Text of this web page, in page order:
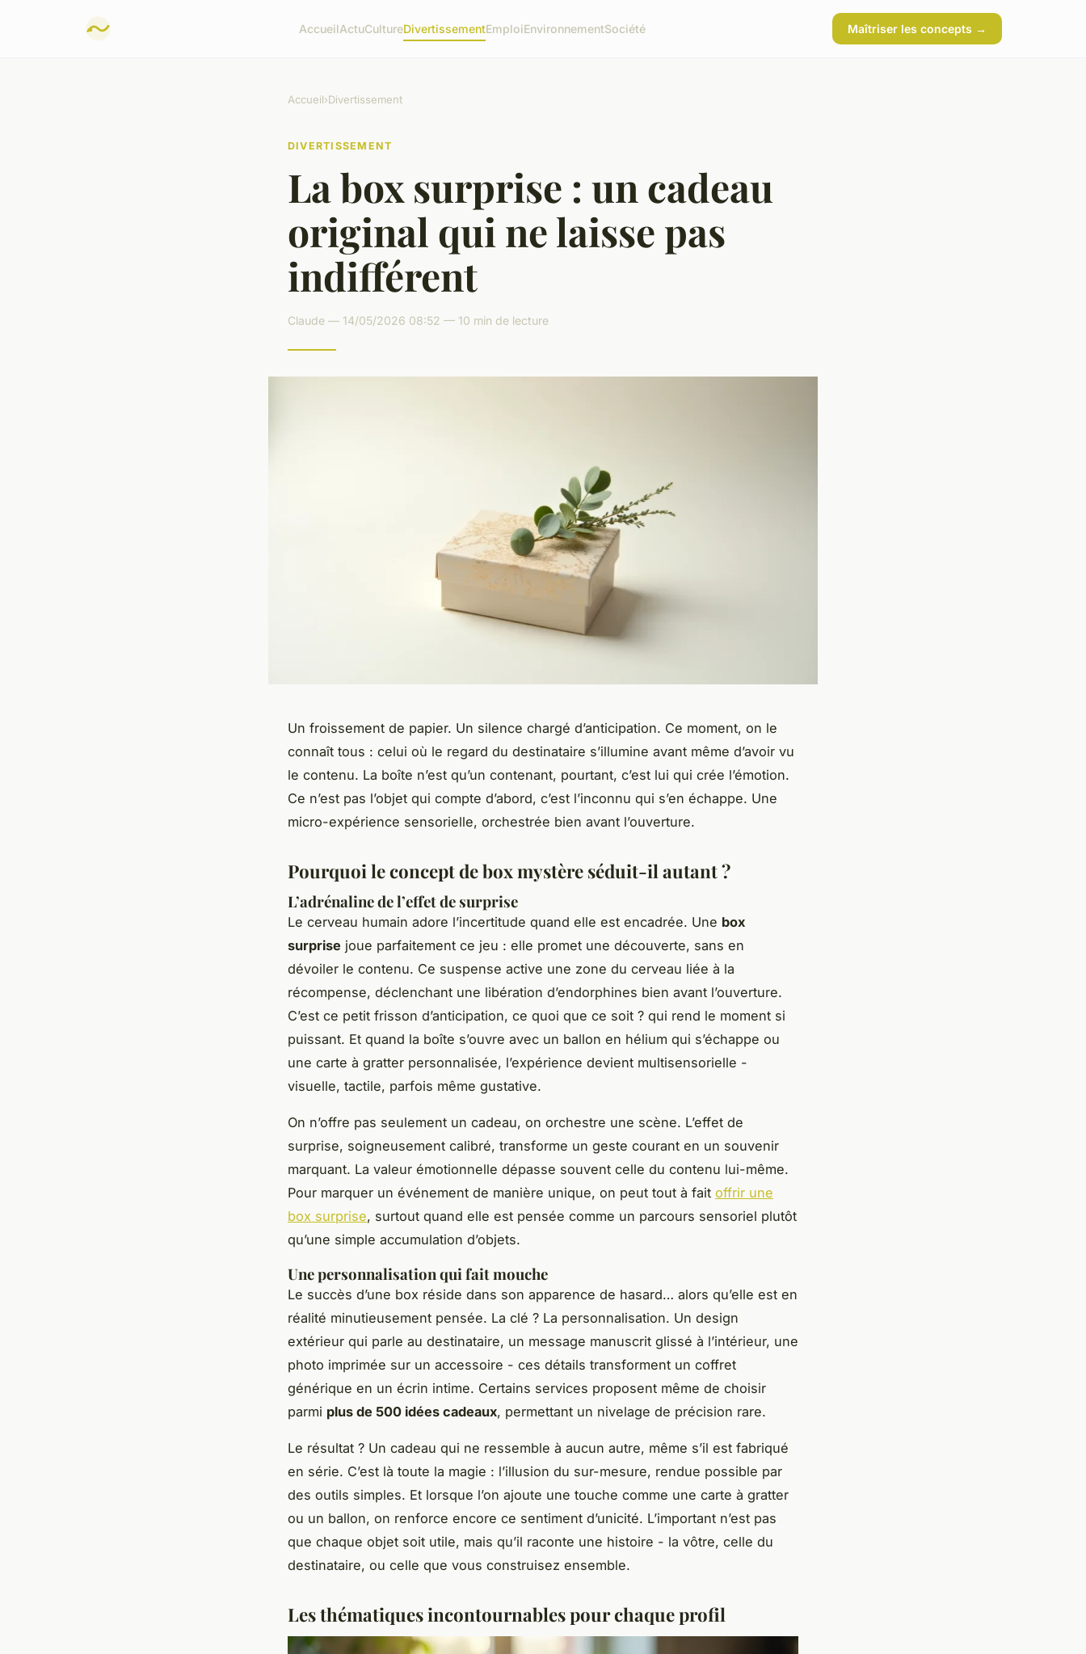
AccueilActuCultureDivertissementEmploiEnvironnementSociété Maîtriser les concepts →
Accueil›Divertissement
DIVERTISSEMENT
La box surprise : un cadeau
original qui ne laisse pas
indifférent
Claude — 14/05/2026 08:52 — 10 min de lecture
Un froissement de papier. Un silence chargé d’anticipation. Ce moment, on le
connaît tous : celui où le regard du destinataire s’illumine avant même d’avoir vu
le contenu. La boîte n’est qu’un contenant, pourtant, c’est lui qui crée l’émotion.
Ce n’est pas l’objet qui compte d’abord, c’est l’inconnu qui s’en échappe. Une
micro-expérience sensorielle, orchestrée bien avant l’ouverture.
Pourquoi le concept de box mystère séduit-il autant ?
L’adrénaline de l’effet de surprise
Le cerveau humain adore l’incertitude quand elle est encadrée. Une box
surprise joue parfaitement ce jeu : elle promet une découverte, sans en
dévoiler le contenu. Ce suspense active une zone du cerveau liée à la
récompense, déclenchant une libération d’endorphines bien avant l’ouverture.
C’est ce petit frisson d’anticipation, ce quoi que ce soit ? qui rend le moment si
puissant. Et quand la boîte s’ouvre avec un ballon en hélium qui s’échappe ou
une carte à gratter personnalisée, l’expérience devient multisensorielle -
visuelle, tactile, parfois même gustative.
On n’offre pas seulement un cadeau, on orchestre une scène. L’effet de
surprise, soigneusement calibré, transforme un geste courant en un souvenir
marquant. La valeur émotionnelle dépasse souvent celle du contenu lui-même.
Pour marquer un événement de manière unique, on peut tout à fait offrir une
box surprise, surtout quand elle est pensée comme un parcours sensoriel plutôt
qu’une simple accumulation d’objets.
Une personnalisation qui fait mouche
Le succès d’une box réside dans son apparence de hasard… alors qu’elle est en
réalité minutieusement pensée. La clé ? La personnalisation. Un design
extérieur qui parle au destinataire, un message manuscrit glissé à l’intérieur, une
photo imprimée sur un accessoire - ces détails transforment un coffret
générique en un écrin intime. Certains services proposent même de choisir
parmi plus de 500 idées cadeaux, permettant un nivelage de précision rare.
Le résultat ? Un cadeau qui ne ressemble à aucun autre, même s’il est fabriqué
en série. C’est là toute la magie : l’illusion du sur-mesure, rendue possible par
des outils simples. Et lorsque l’on ajoute une touche comme une carte à gratter
ou un ballon, on renforce encore ce sentiment d’unicité. L’important n’est pas
que chaque objet soit utile, mais qu’il raconte une histoire - la vôtre, celle du
destinataire, ou celle que vous construisez ensemble.
Les thématiques incontournables pour chaque profil